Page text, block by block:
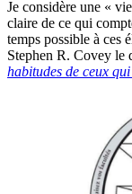
Je considère une «
claire de ce qui
temps possible à ces
Stephen R. Covey le
habitudes de ceux